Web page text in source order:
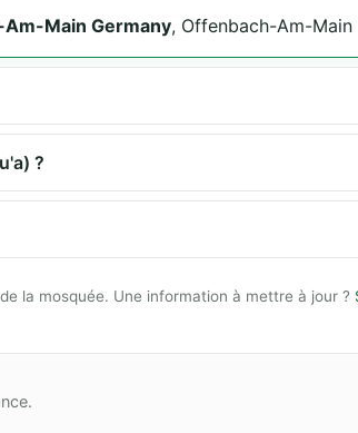
Main Germany, Offenbach-Am-
?
la mosquée. Une information à mettre à jour ?